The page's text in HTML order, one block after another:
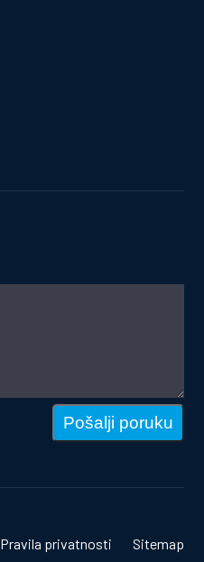
Pošalji poruku
Pravila privatnosti Sitemap